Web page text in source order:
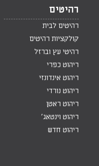
רהיטים
רהיטים לבית
קולקציות רהיטים
רהיטי עץ וברזל
ריהוט כפרי
ריהוט אינדונזי
ריהוט נורדי
ריהוט ראטן
ריהוט וינטאג'
ריהוט חדש